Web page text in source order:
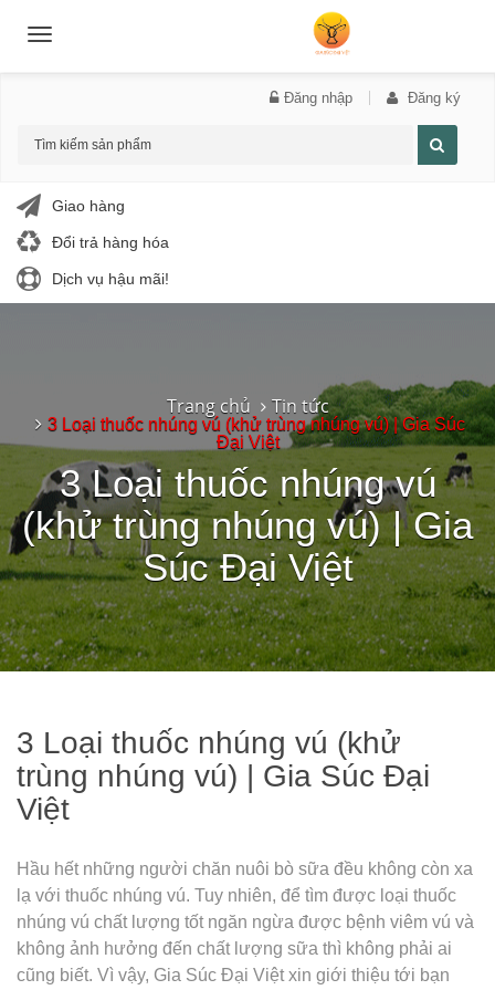
Đăng nhập Đăng ký
Giao hàng
Đổi trả hàng hóa
Dịch vụ hậu mãi!
Toggle
Trang chủ Tin tức
3 Loại thuốc nhúng vú (khử trùng nhúng vú) | Gia Súc
Đại Việt
3 Loại thuốc nhúng vú
(khử trùng nhúng vú) | Gia
Súc Đại Việt
3 Loại thuốc nhúng vú (khử
trùng nhúng vú) | Gia Súc Đại
Việt
Hầu hết những người chăn nuôi bò sữa đều không còn xa
lạ với thuốc nhúng vú. Tuy nhiên, để tìm được loại thuốc
nhúng vú chất lượng tốt ngăn ngừa được bệnh viêm vú và
không ảnh hưởng đến chất lượng sữa thì không phải ai
cũng biết. Vì vậy, Gia Súc Đại Việt xin giới thiệu tới bạn